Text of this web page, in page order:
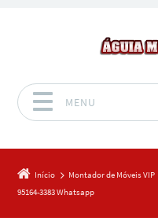
MENU
Início Montador de Móveis VIP
95164-3383 Whatsapp